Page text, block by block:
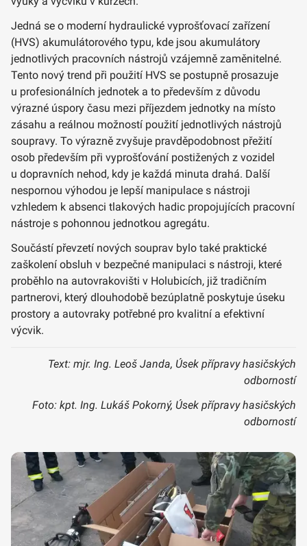
Jedná se o moderní hydraulické vyprošťovací zařízení
(HVS) akumulátorového typu, kde jsou akumulátory
jednotlivých pracovních nástrojů vzájemně zaměnitelné.
Tento nový trend při použití HVS se postupně prosazuje
u profesionálních jednotek a to především z důvodu
výrazné úspory času mezi příjezdem jednotky na místo
zásahu a reálnou možností použití jednotlivých nástrojů
soupravy. To výrazně zvyšuje pravděpodobnost přežití
osob především při vyprošťování postižených z vozidel
u dopravních nehod, kdy je každá minuta drahá. Další
nespornou výhodou je lepší manipulace s nástroji
vzhledem k absenci tlakových hadic propojujících pracovní
nástroje s pohonnou jednotkou agregátu.
Součástí převzetí nových souprav bylo také praktické
zaškolení obsluh v bezpečné manipulaci s nástroji, které
proběhlo na autovrakovišti v Holubicích, již tradičním
partnerovi, který dlouhodobě bezúplatně poskytuje úseku
prostory a autovraky potřebné pro kvalitní a efektivní
výcvik.
Text: mjr. Ing. Leoš Janda, Úsek přípravy hasičských
odborností
Foto: kpt. Ing. Lukáš Pokorný, Úsek přípravy hasičských
odborností